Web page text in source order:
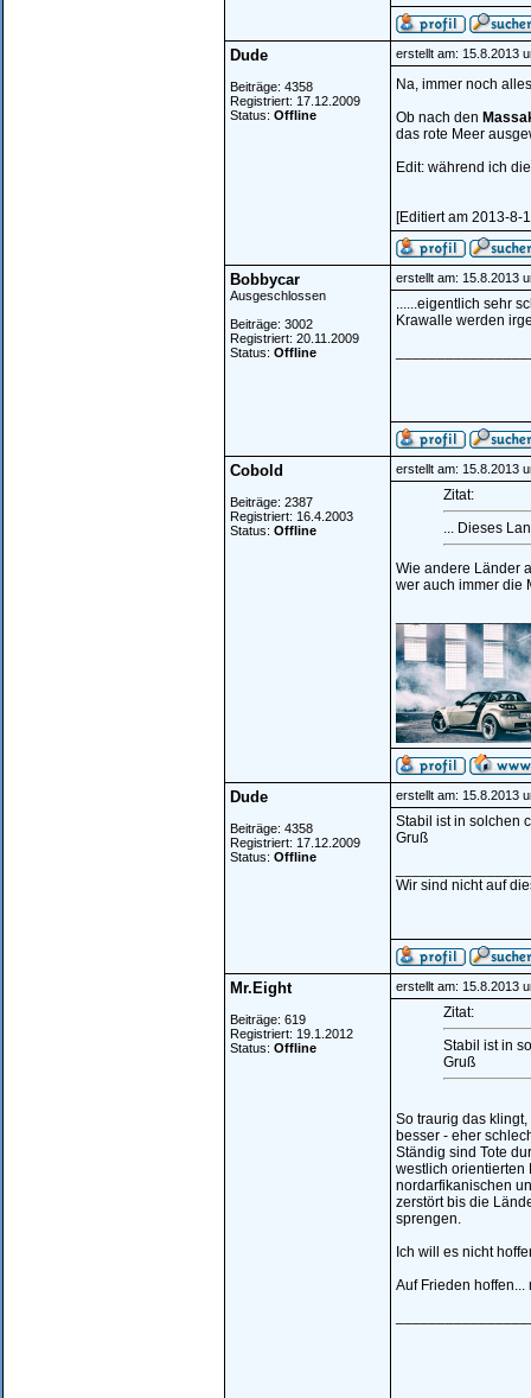
Dude
Beiträge: 4358
Registriert: 17.12.2009
Status: Offline
erstellt am: 15.8.2013
Na, immer noch
Ob nach den
das rote Meer
Edit: während ich
[Editiert am 2013-8-
Bobbycar
Ausgeschlossen
Beiträge: 3002
Registriert: 20.11.2009
Status: Offline
erstellt am: 15.8.2013
......eigentlich sehr
Krawalle werden
Cobold
Beiträge: 2387
Registriert: 16.4.2003
Status: Offline
erstellt am: 15.8.2013
Zitat:
... Dieses
Wie andere Länder
wer auch immer die
Dude
Beiträge: 4358
Registriert: 17.12.2009
Status: Offline
erstellt am: 15.8.2013
Stabil ist in solchen
Gruß
Wir sind nicht auf
Mr.Eight
Beiträge: 619
Registriert: 19.1.2012
Status: Offline
erstellt am: 15.8.2013
Zitat:
Stabil ist in
Gruß
So traurig das
besser - eher
Ständig sind Tote
westlich orientierten
nordarfikanischen
zerstört bis die
sprengen.
Ich will es nicht
Auf Frieden